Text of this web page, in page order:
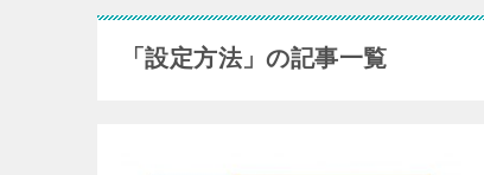
「設定方法」の記事一覧